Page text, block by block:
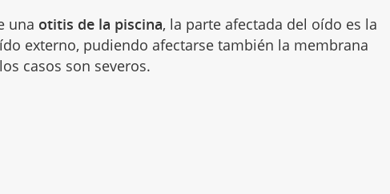
una otitis de la piscina, la parte afectada del oído es la
externo, pudiendo afectarse también la membrana
casos son severos.